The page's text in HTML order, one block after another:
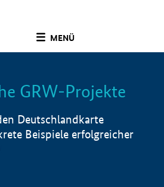
MENÜ
Info
GRW-Projekte
Deutschlandkarte
Beispiele erfolgreicher